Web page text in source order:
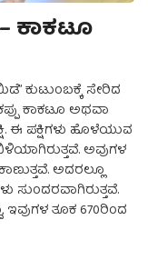
ಕಾಕಟೂ
ಕುಟುಂಬಕ್ಕೆ ಸೇರಿದ
ಕಾಕಟೂ ಅಥವಾ
ಈ ಪಕ್ಷಿಗಳು ಹೊಳೆಯುವ
ಅವುಗಳ
ಅದರಲ್ಲೂ
ಸುಂದರವಾಗಿರುತ್ತವೆ.
ಇವುಗಳ ತೂಕ 670ರಿಂದ